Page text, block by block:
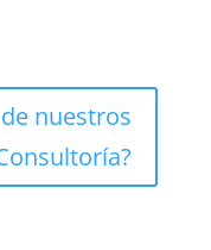
nuestros